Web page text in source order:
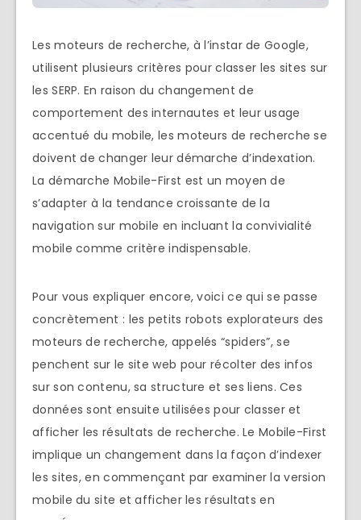
Les moteurs de recherche, à l’instar de Google,
utilisent plusieurs critères pour classer les sites sur
les SERP. En raison du changement de
comportement des internautes et leur usage
accentué du mobile, les moteurs de recherche se
doivent de changer leur démarche d’indexation.
La démarche Mobile-First est un moyen de
s’adapter à la tendance croissante de la
navigation sur mobile en incluant la convivialité
mobile comme critère indispensable.
Pour vous expliquer encore, voici ce qui se passe
concrètement : les petits robots explorateurs des
moteurs de recherche, appelés “spiders”, se
penchent sur le site web pour récolter des infos
sur son contenu, sa structure et ses liens. Ces
données sont ensuite utilisées pour classer et
afficher les résultats de recherche. Le Mobile-First
implique un changement dans la façon d’indexer
les sites, en commençant par examiner la version
mobile du site et afficher les résultats en